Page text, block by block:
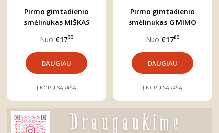
Pirmo gimtadienio
smėlinukas MIŠKAS
Nuo €1700
DAUGIAU
Į NORŲ SĄRAŠĄ
Pirmo gimtadienio
smėlinukas GIMIMO
Nuo €1700
DAUGIAU
Į NORŲ SĄRAŠĄ